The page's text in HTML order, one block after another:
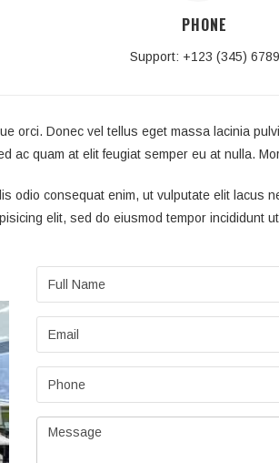
PHONE
Support: +123 (345) 6789
orci. Donec vel tellus eget massa lacinia
ac quam at elit feugiat semper eu at nulla.
odio consequat enim, ut vulputate elit lacus
elit, sed do eiusmod tempor incididunt
Full
Name
Email
Phone
Message